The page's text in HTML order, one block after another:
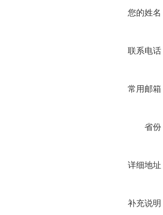
您的姓名
联系电话
常用邮箱
省份
详细地址
补充说明